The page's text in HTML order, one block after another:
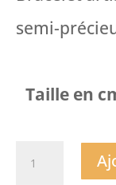
semi-
Taille en
quantité